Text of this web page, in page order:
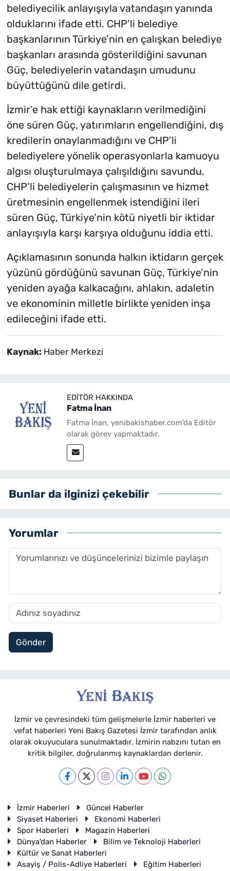
belediyecilik anlayışıyla vatandaşın yanında
olduklarını ifade etti. CHP’li belediye
başkanlarının Türkiye’nin en çalışkan belediye
başkanları arasında gösterildiğini savunan
Güç, belediyelerin vatandaşın umudunu
büyüttüğünü dile getirdi.
İzmir’e hak ettiği kaynakların verilmediğini
öne süren Güç, yatırımların engellendiğini, dış
kredilerin onaylanmadığını ve CHP’li
belediyelere yönelik operasyonlarla kamuoyu
algısı oluşturulmaya çalışıldığını savundu.
CHP’li belediyelerin çalışmasının ve hizmet
üretmesinin engellenmek istendiğini ileri
süren Güç, Türkiye’nin kötü niyetli bir iktidar
anlayışıyla karşı karşıya olduğunu iddia etti.
Açıklamasının sonunda halkın iktidarın gerçek
yüzünü gördüğünü savunan Güç, Türkiye’nin
yeniden ayağa kalkacağını, ahlakın, adaletin
ve ekonominin milletle birlikte yeniden inşa
edileceğini ifade etti.
Kaynak: Haber Merkezi
EDITÖR HAKKINDA
Fatma İnan
Fatma İnan, yenibakishaber.com'da Editör
olarak görev yapmaktadır.
Bunlar da ilginizi çekebilir
Yorumlar
Gönder
İzmir ve çevresindeki tüm gelişmelerle İzmir haberleri ve
vefat haberleri Yeni Bakış Gazetesi İzmir tarafından anlık
olarak okuyuculara sunulmaktadır. İzmirin nabzını tutan en
kritik bilgiler, doğrulanmış kaynaklardan derlenir.
İzmir Haberleri
Güncel Haberler
Siyaset Haberleri
Ekonomi Haberleri
Spor Haberleri
Magazin Haberleri
Dünya'dan Haberler
Bilim ve Teknoloji Haberleri
Kültür ve Sanat Haberleri
Asayiş / Polis-Adliye Haberleri
Eğitim Haberleri